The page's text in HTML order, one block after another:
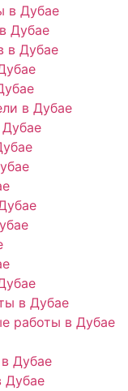
в Дубае
Дубае
в Дубае
в Дубае
в Дубае
работы в Дубае
Дубае
Дубае